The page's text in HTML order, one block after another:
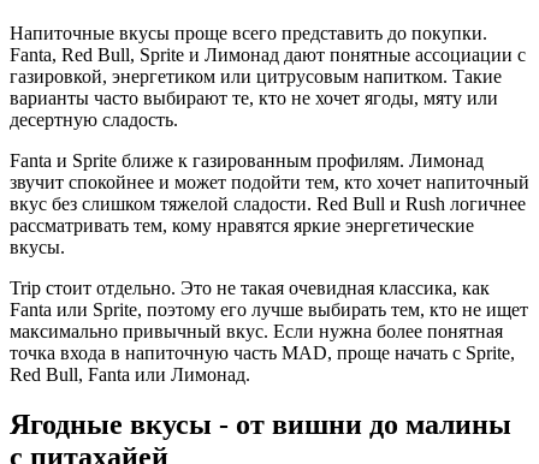
Напиточные вкусы проще всего представить до покупки.
Fanta, Red Bull, Sprite и Лимонад дают понятные ассоциации с
газировкой, энергетиком или цитрусовым напитком. Такие
варианты часто выбирают те, кто не хочет ягоды, мяту или
десертную сладость.
Fanta и Sprite ближе к газированным профилям. Лимонад
звучит спокойнее и может подойти тем, кто хочет напиточный
вкус без слишком тяжелой сладости. Red Bull и Rush логичнее
рассматривать тем, кому нравятся яркие энергетические
вкусы.
Trip стоит отдельно. Это не такая очевидная классика, как
Fanta или Sprite, поэтому его лучше выбирать тем, кто не ищет
максимально привычный вкус. Если нужна более понятная
точка входа в напиточную часть MAD, проще начать с Sprite,
Red Bull, Fanta или Лимонад.
Ягодные вкусы - от вишни до малины
с питахайей